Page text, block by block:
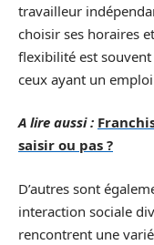
travailleur
choisir ses horaires
flexibilité est
ceux ayant un
A lire aussi :
saisir ou pas ?
D’autres sont
interaction sociale
rencontrent une